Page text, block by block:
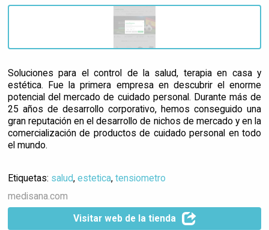
Soluciones para el control de la salud, terapia en casa y
estética. Fue la primera empresa en descubrir el enorme
potencial del mercado de cuidado personal. Durante más de
25 años de desarrollo corporativo, hemos conseguido una
gran reputación en el desarrollo de nichos de mercado y en la
comercialización de productos de cuidado personal en todo
el mundo.
Etiquetas: salud, estetica, tensiometro
medisana.com
Visitar web de la tienda